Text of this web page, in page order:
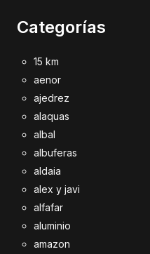
Categorías
15 km
aenor
ajedrez
alaquas
albal
albuferas
aldaia
alex y javi
alfafar
aluminio
amazon